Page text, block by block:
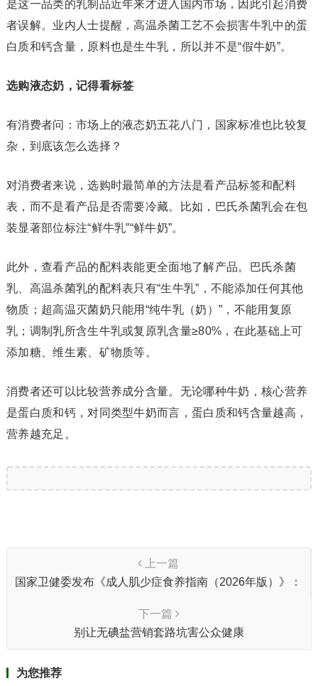
是这一品类的乳制品近年来才进入国内市场，因此引起消费
者误解。业内人士提醒，高温杀菌工艺不会损害牛乳中的蛋
白质和钙含量，原料也是生牛乳，所以并不是“假牛奶”。
选购液态奶，记得看标签
有消费者问：市场上的液态奶五花八门，国家标准也比较复
杂，到底该怎么选择？
对消费者来说，选购时最简单的方法是看产品标签和配料
表，而不是看产品是否需要冷藏。比如，巴氏杀菌乳会在包
装显著部位标注“鲜牛乳”“鲜牛奶”。
此外，查看产品的配料表能更全面地了解产品。巴氏杀菌
乳、高温杀菌乳的配料表只有“生牛乳”，不能添加任何其他
物质；超高温灭菌奶只能用“纯牛乳（奶）”，不能用复原
乳；调制乳所含生牛乳或复原乳含量≥80%，在此基础上可
添加糖、维生素、矿物质等。
消费者还可以比较营养成分含量。无论哪种牛奶，核心营养
是蛋白质和钙，对同类型牛奶而言，蛋白质和钙含量越高，
营养越充足。
上一篇
国家卫健委发布《成人肌少症食养指南（2026年版）》：
下一篇
别让无碘盐营销套路坑害公众健康
为您推荐